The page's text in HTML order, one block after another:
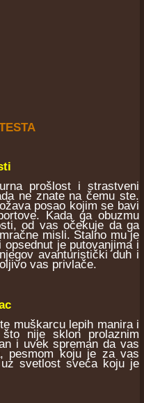
prošlost i strastveni
ne znate na čemu ste.
posao kojim se bavi
Kada ga obuzmu
od vas očekuje da ga
misli. Stalno mu je
opsednut je putovanjima i
avanturistički duh i
vas privlače.
muškarcu lepih manira i
nije sklon prolaznim
i uvek spreman da vas
pesmom koju je za vas
svetlost sveća koju je